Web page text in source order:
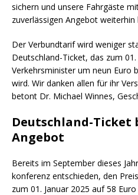
sichern und unsere Fahrgäste
zuverlässigen Angebot
Der Verbundtarif wird weniger
Deutschland-Ticket, das zum
Verkehrsminister um neun Euro
wird. Wir danken allen für ihr
betont Dr. Michael Winnes,
Deutschland-
Angebot
Bereits im September dieses
konferenz entschieden, den
zum 01. Januar 2025 auf 58